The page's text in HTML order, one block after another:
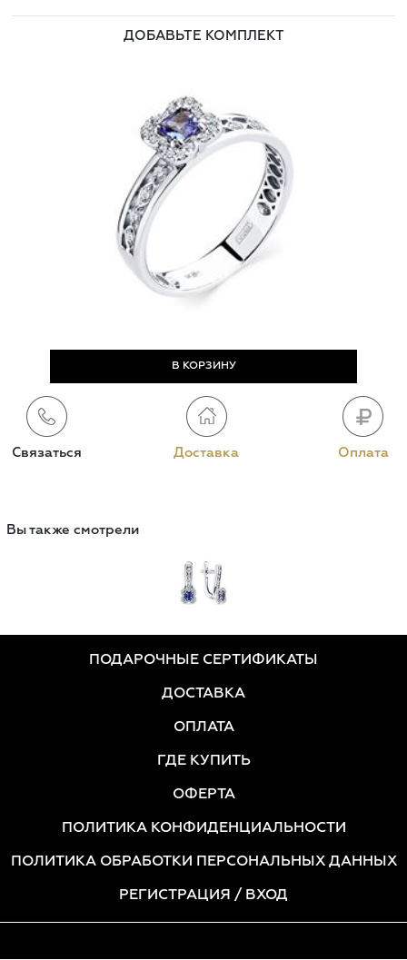
ДОБАВЬТЕ КОМПЛЕКТ
Связаться Доставка Оплата
Вы также смотрели
ПОДАРОЧНЫЕ СЕРТИФИКАТЫ
ДОСТАВКА
ОПЛАТА
ГДЕ КУПИТЬ
ОФЕРТА
ПОЛИТИКА КОНФИДЕНЦИАЛЬНОСТИ
ПОЛИТИКА ОБРАБОТКИ ПЕРСОНАЛЬНЫХ ДАННЫХ
РЕГИСТРАЦИЯ / ВХОД